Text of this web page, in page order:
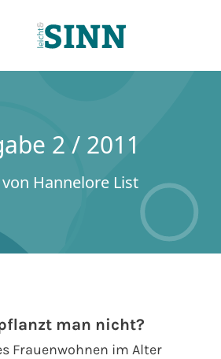
2 / 2011
Hannelore List
man nicht?
Frauenwohnen im Alter